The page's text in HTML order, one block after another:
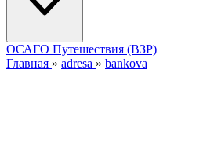
ОСАГО Путешествия (ВЗР)
Главная » adresa » bankova